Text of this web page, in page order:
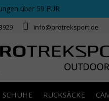
über 59 EUR
info@protreksport.de
SCHUHE RUCKSÄCKE